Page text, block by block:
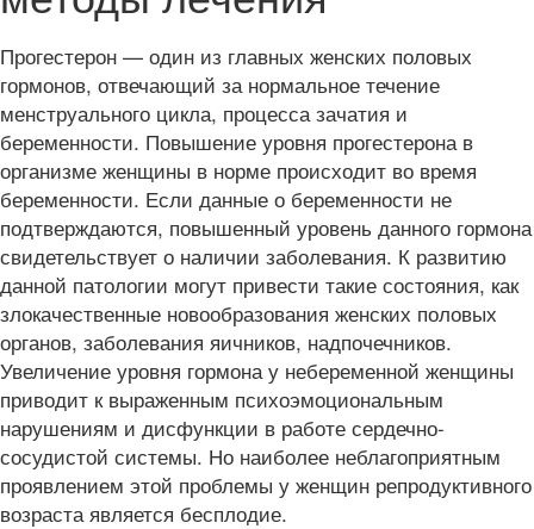
Прогестерон — один из главных женских половых
гормонов, отвечающий за нормальное течение
менструального цикла, процесса зачатия и
беременности. Повышение уровня прогестерона в
организме женщины в норме происходит во время
беременности. Если данные о беременности не
подтверждаются, повышенный уровень данного гормона
свидетельствует о наличии заболевания. К развитию
данной патологии могут привести такие состояния, как
злокачественные новообразования женских половых
органов, заболевания яичников, надпочечников.
Увеличение уровня гормона у небеременной женщины
приводит к выраженным психоэмоциональным
нарушениям и дисфункции в работе сердечно-
сосудистой системы. Но наиболее неблагоприятным
проявлением этой проблемы у женщин репродуктивного
возраста является бесплодие.